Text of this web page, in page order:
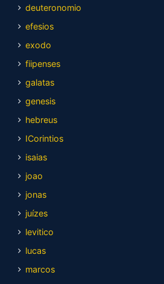
deuteronomio
efesios
exodo
fiipenses
galatas
genesis
hebreus
ICorintios
isaias
joao
jonas
juízes
levitico
lucas
marcos